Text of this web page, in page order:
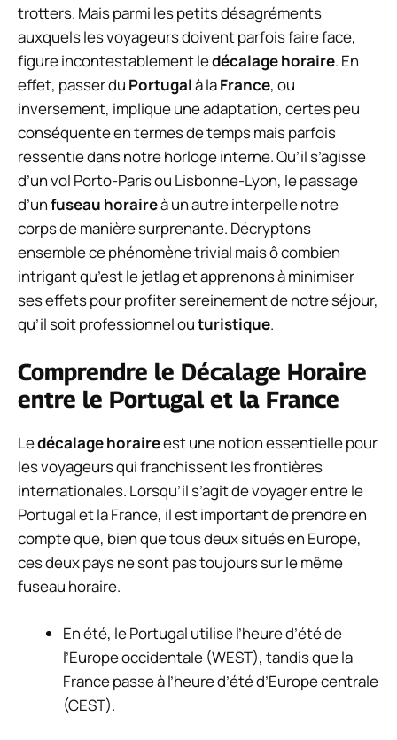
trotters. Mais parmi les petits désagréments
auxquels les voyageurs doivent parfois faire face,
figure incontestablement ledécalage horaire. En
effet, passer du Portugalà laFrance, ou
inversement, implique une adaptation, certes peu
conséquente en termes de temps mais parfois
ressentie dans notre horloge interne. Qu’il s’agisse
d’un vol Porto-Paris ou Lisbonne-Lyon, le passage
d’unfuseau horaireà un autre interpelle notre
corps de manière surprenante. Décryptons
ensemble ce phénomène trivial mais ô combien
intrigant qu’est le jetlag et apprenons à minimiser
ses effets pour profiter sereinement de notre séjour,
qu’il soit professionnel outuristique.
Comprendre le Décalage Horaire
entre le Portugal et la France
Ledécalage horaireest une notion essentielle pour
les voyageurs qui franchissent les frontières
internationales. Lorsqu’il s’agit de voyager entre le
Portugal et la France, il est important de prendre en
compte que, bien que tous deux situés en Europe,
ces deux pays ne sont pas toujours sur le même
fuseau horaire.
En été, le Portugal utilise l’heure d’été de
l’Europe occidentale (WEST), tandis que la
France passe à l’heure d’été d’Europe centrale
(CEST).